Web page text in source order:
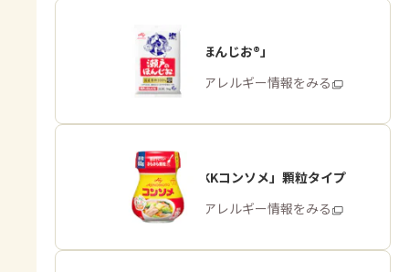
「瀬戸のほんじお®」
商品・アレルギー情報をみる
「味の素KKコンソメ」顆粒タイプ
商品・アレルギー情報をみる